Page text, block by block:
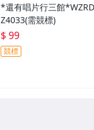
*還有唱片行三館
Z4033(需競標)
$ 99
競標